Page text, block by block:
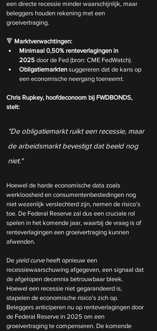
een directe recessie minder waarschijnlijk, maar
beleggers houden rekening met een
groeivertraging.
🔻 Marktverwachtingen:
Minimaal 0,50% renteverlagingen in
2025 door de Fed (bron: CME FedWatch).
Obligatiemarkten suggereren dat de kans op
een economische neergang toeneemt.
Chris Rupkey, hoofdeconoom bij FWDBONDS,
stelt:
"De obligatiemarkt ruikt een recessie, maar
de arbeidsmarkt bevestigt dat beeld nog
niet."
Hoewel de harde economische data zoals
werkloosheid en consumentenbestedingen nog
niet wezenlijk verslechterd zijn, nemen de risico’s
toe. De Federal Reserve zal dus een cruciale rol
spelen in het komende jaar, waarbij de vraag is of
renteverlagingen een groeivertraging kunnen
afwenden.
De yield curve heeft opnieuw een
recessiewaarschuwing afgegeven, een signaal dat
de afgelopen decennia betrouwbaar bleek.
Hoewel een recessie niet gegarandeerd is,
stapelen de economische risico’s zich op.
Beleggers anticiperen nu op renteverlagingen door
de Federal Reserve in 2025 om een
groeivertraging te compenseren. De komende